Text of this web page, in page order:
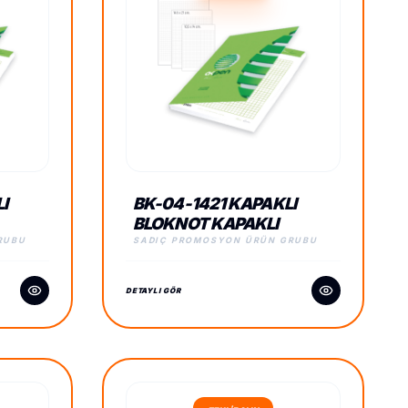
BK-04-1421 KAPAKLI
BLOKNOT KAPAKLI
BLOKNOT
SADIÇ PROMOSYON ÜRÜN GRUBU
DETAYLI GÖR